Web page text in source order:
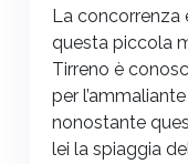
La concorrenza
questa piccola
Tirreno è
per
nonostante
lei la spiaggia